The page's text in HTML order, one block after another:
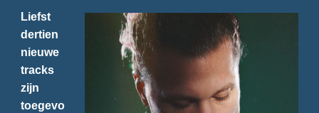
Liefst
dertien
nieuwe
tracks
zijn
toegevo